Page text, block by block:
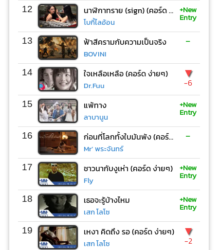
12 นาฬิกาทราย (sign) (คอร์ด ง่ายๆ)
โบกี้ไลอ้อน
+New
Entry
13 ฟ้าสีครามกับความเป็นจริง
BOVINI
-
14 ใจเหลือเหลือ (คอร์ด ง่ายๆ)
Dr.Fuu
▼
-6
15 แพ้ทาง
ลาบานูน
+New
Entry
16 ก่อนที่โลกทั้งใบมันพัง (คอร์ด ง่ายๆ)
Mr’ พระจันทร์
-
17 ชาวนากับงูเห่า (คอร์ด ง่ายๆ)
Fly
+New
Entry
18 เธอจะรู้บ้างไหม
เสก โลโซ
+New
Entry
19 เหงา คิดถึง รอ (คอร์ด ง่ายๆ)
เสก โลโซ
▼
-2